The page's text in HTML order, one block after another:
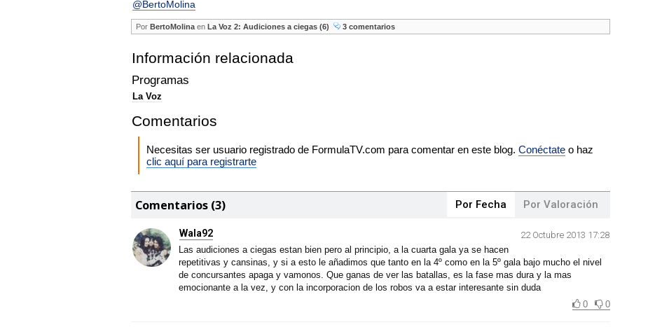
@BertoMolina
Por BertoMolina en La Voz 2: Audiciones a ciegas (6) 3 comentarios
Información relacionada
Programas
La Voz
Comentarios
Necesitas ser usuario registrado de FormulaTV.com para comentar en este blog. Conéctate o haz
clic aquí para registrarte
Comentarios (3) Por Fecha Por Valoración
Wala92
22 Octubre 2013 17:28
Las audiciones a ciegas estan bien pero al principio, a la cuarta gala ya se hacen
repetitivas y cansinas, y si a esto le añadimos que tanto en la 4º como en la 5º gala bajo mucho el nivel
de concursantes apaga y vamonos. Que ganas de ver las batallas, es la fase mas dura y la mas
emocionante a la vez, y con la incorporacion de los robos va a estar interesante sin duda
0
0